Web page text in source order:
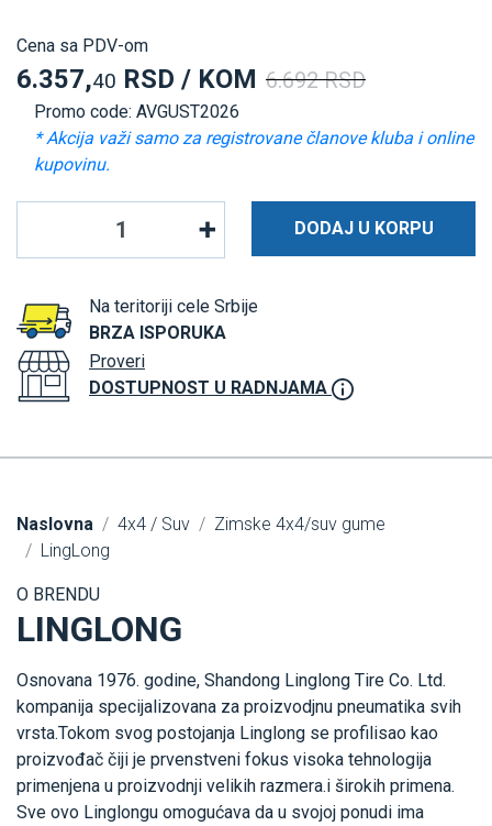
Cena sa PDV-om
6.357,40 RSD / KOM 6.692 RSD
Promo code: AVGUST2026
* Akcija važi samo za registrovane članove kluba i online
kupovinu.
DODAJ U KORPU
Na teritoriji cele Srbije
BRZA ISPORUKA
Proveri
DOSTUPNOST U RADNJAMA
Naslovna 4x4 / Suv
Zimske 4x4/suv gume
LingLong
O BRENDU
LINGLONG
Osnovana 1976. godine, Shandong Linglong Tire Co. Ltd.
kompanija specijalizovana za proizvodjnu pneumatika svih
vrsta.Tokom svog postojanja Linglong se profilisao kao
proizvođač čiji je prvenstveni fokus visoka tehnologija
primenjena u proizvodnji velikih razmera.i širokih primena.
Sve ovo Linglongu omogućava da u svojoj ponudi ima